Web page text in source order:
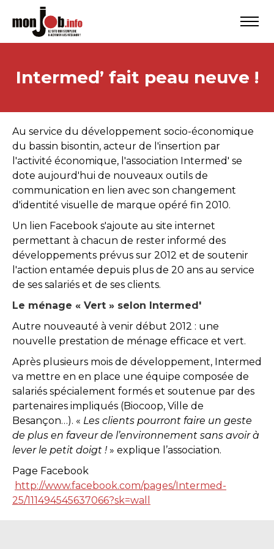
Intermed’ fait peau neuve !
Au service du développement socio-économique
du bassin bisontin, acteur de l'insertion par
l'activité économique, l'association Intermed' se
dote aujourd'hui de nouveaux outils de
communication en lien avec son changement
d'identité visuelle de marque opéré fin 2010.
Un lien Facebook s'ajoute au site internet
permettant à chacun de rester informé des
développements prévus sur 2012 et de soutenir
l'action entamée depuis plus de 20 ans au service
de ses salariés et de ses clients.
Le ménage « Vert » selon Intermed'
Autre nouveauté à venir début 2012 : une
nouvelle prestation de ménage efficace et vert.
Après plusieurs mois de développement, Intermed
va mettre en en place une équipe composée de
salariés spécialement formés et soutenue par des
partenaires impliqués (Biocoop, Ville de
Besançon…). « Les clients pourront faire un geste
de plus en faveur de l’environnement sans avoir à
lever le petit doigt ! » explique l’association.
Page Facebook
http://www.facebook.com/pages/Intermed-
25/111494545637066?sk=wall